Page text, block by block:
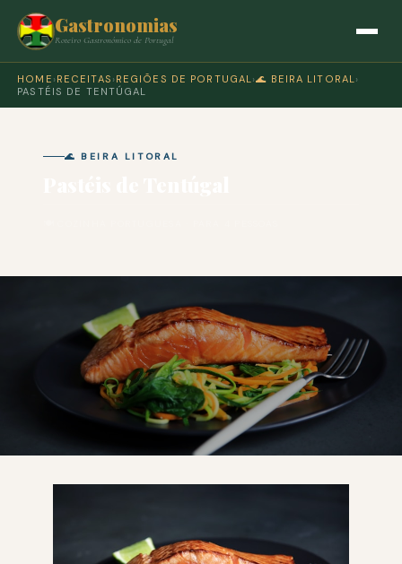
Gastronomias
Roteiro Gastronómico de Portugal
HOME › RECEITAS › REGIÕES DE PORTUGAL›🌊 BEIRA LITORAL›
PASTÉIS DE TENTÚGAL
🌊 BEIRA LITORAL